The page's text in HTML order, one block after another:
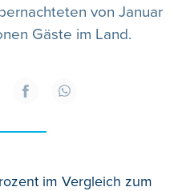
von Januar
Gäste im Land.
im Vergleich zum